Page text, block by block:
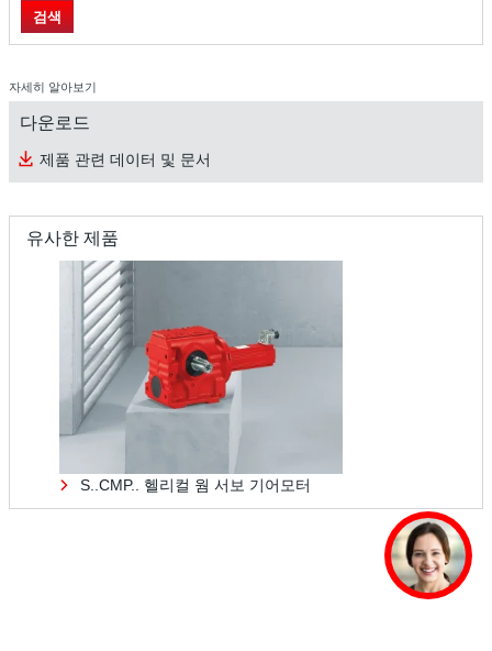
표면 보호 및 부식 방지
검색
자세히 알아보기
다운로드
제품 관련 데이터 및 문서
유사한 제품
S..CMP.. 헬리컬 웜 서보 기어모터